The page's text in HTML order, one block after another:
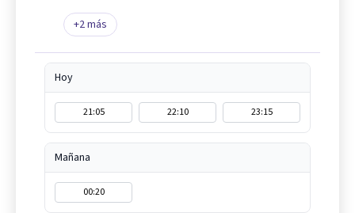
+2más
Hoy
21:05 22:10 23:15
Mañana
00:20